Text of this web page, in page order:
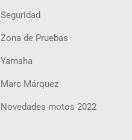
Seguridad
Zona de Pruebas
Yamaha
Marc Márquez
Novedades motos 2022